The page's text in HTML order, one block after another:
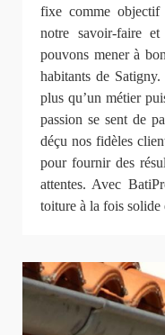
fixe comme objectif
notre savoir-faire
pouvons mener à
habitants de
plus qu’un métier
passion se sent de
déçu nos fidèles
pour fournir des
attentes. Avec
toiture à la fois solide